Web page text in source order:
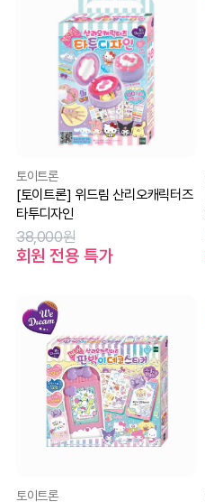
토이트론
[토이트론] 위드림 산리오캐릭터즈
타투디자인
38,000원
회원 전용 특가
토이트론